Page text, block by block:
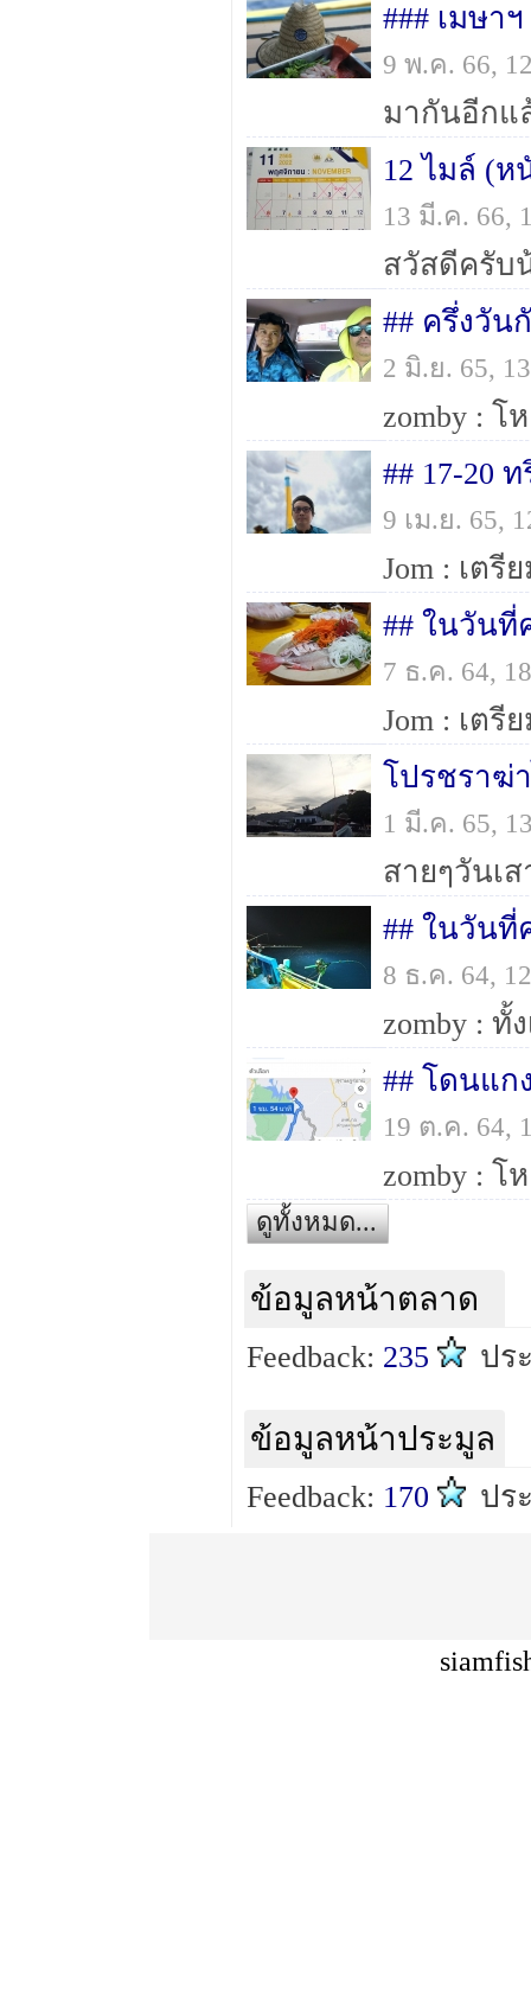
### เมษา
9 พ.ค. 66,
12 ไมล์ (ห
13 มี.ค. 66,
## ครึ่งวัน
2 มิ.ย. 65,
## 17-20
9 เม.ย. 65,
## ในวันที่
7 ธ.ค. 64,
โปรชราฆ่
1 มี.ค. 65,
## ในวันที่
8 ธ.ค. 64,
## โดนแก
19 ต.ค. 64,
ดูทั้งหมด...
ข้อมูลหน้าตลาด
Feedback: 235 ปร
ข้อมูลหน้าประมูล
Feedback: 170 ปร